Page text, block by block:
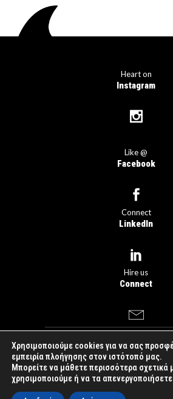
Heart on
Instagram
Like @
Facebook
Connect
LinkedIn
Hire us
Connect
dogfishsomething
you love™| Created by
Just Online
Χρησιμοποιούμε cookies για να σας
εμπειρία πλοήγησης στον ιστότοπό μας.
Μπορείτε να μάθετε περισσότερα
χρησιμοποιούμε ή να τα απενεργοποιήσετε